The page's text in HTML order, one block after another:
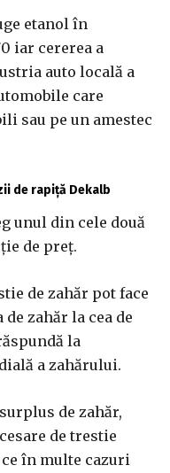
etanol în
iar cererea a
auto locală a
care
sau pe un amestec
de rapiță Dekalb
unul din cele două
de preţ.
de zahăr pot face
zahăr la cea de
la
a zahărului.
de zahăr,
de trestie
în multe cazuri